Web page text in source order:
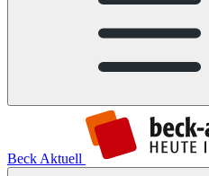
Beck Aktuell